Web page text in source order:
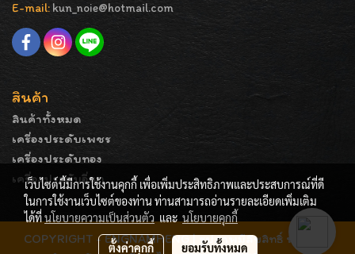
E-mail: kun_noie@hotmail.com
สินค้า
สินค้าทั้งหมด
เครื่องประดับเพชร
เครื่องประดับทอง
เครื่องประดับอื่นๆ
COPYRIGHT - ENGNAMHENG | รูปภาพมีลิขสิทธิ์ ห้ามมิให้
เว็บไซต์นี้มีการใช้งานคุกกี้ เพื่อเพิ่มประสิทธิภาพและประสบการณ์ที่ดี
ในการใช้งานเว็บไซต์ของท่าน ท่านสามารถอ่านรายละเอียดเพิ่มเติม
ได้ที่นโยบายความเป็นส่วนตัว และ นโยบายคุกกี้
ตั้งค่าคุกกี้ ยอมรับทั้งหมด